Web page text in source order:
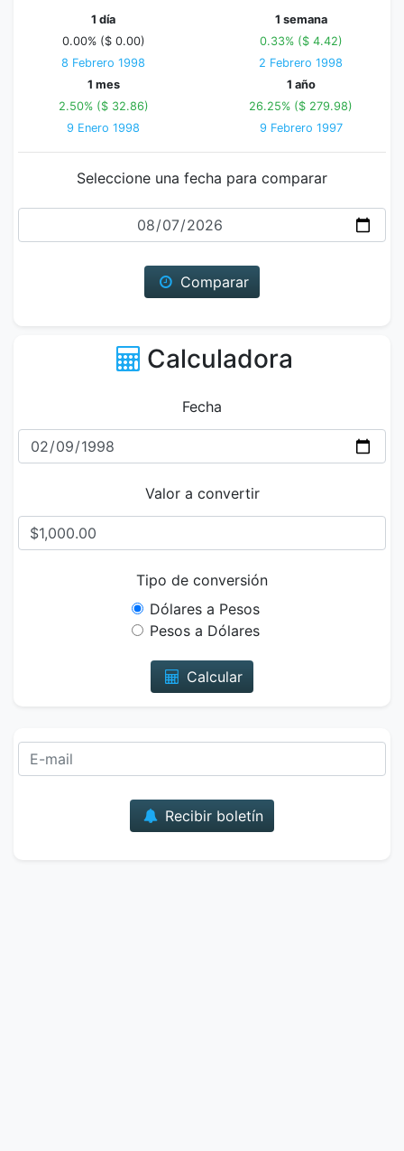
1 día
0.00% ($ 0.00)
8 Febrero 1998
1 semana
0.33% ($ 4.42)
2 Febrero 1998
1 mes
2.50% ($ 32.86)
9 Enero 1998
1 año
26.25% ($ 279.98)
9 Febrero 1997
Seleccione una fecha para comparar
Fecha
Comparar
Calculadora
Fecha
Valor a convertir
Tipo de conversión
Dólares a Pesos
Pesos a Dólares
Calcular
Recibir boletín